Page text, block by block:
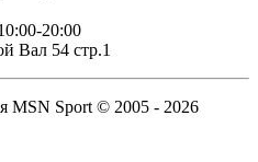
20:00
Вал 54 стр.1
MSN Sport © 2005 - 2026